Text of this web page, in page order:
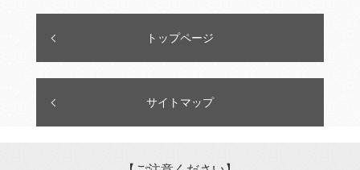
トップページ
サイトマップ